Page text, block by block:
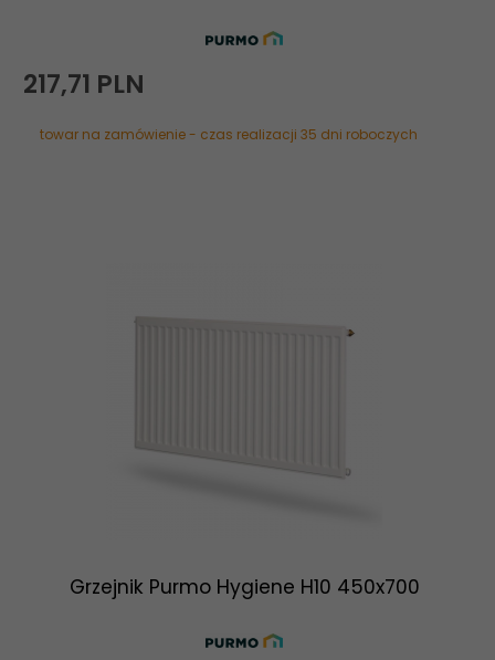
217,71 PLN
towar na zamówienie - czas realizacji 35 dni roboczych
Grzejnik Purmo Hygiene H10 450x700